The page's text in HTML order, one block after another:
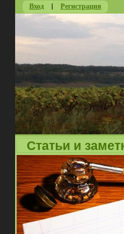
Вход | Регистрация
Статьи и